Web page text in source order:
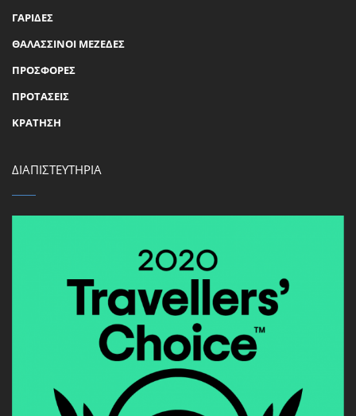
ΓΑΡΙΔΕΣ
ΘΑΛΑΣΣΙΝΟΙ ΜΕΖΕΔΕΣ
ΠΡΟΣΦΟΡΕΣ
ΠΡΟΤΑΣΕΙΣ
ΚΡΑΤΗΣΗ
ΔΙΑΠΙΣΤΕΥΤΗΡΙΑ